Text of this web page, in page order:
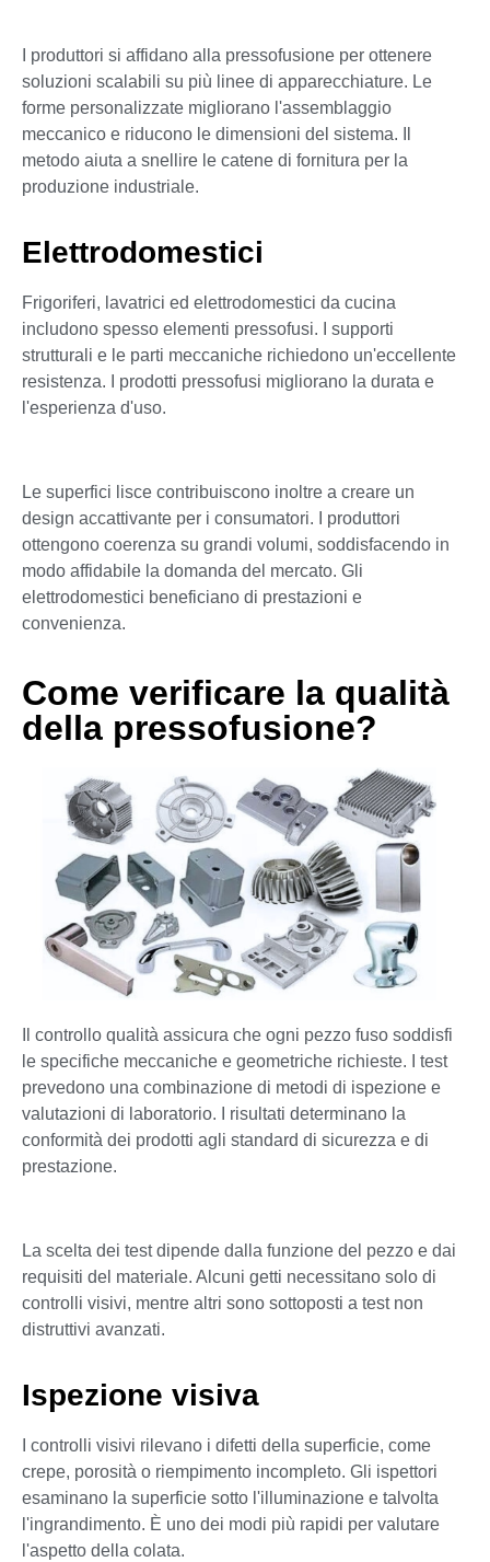
I produttori si affidano alla pressofusione per ottenere
soluzioni scalabili su più linee di apparecchiature. Le
forme personalizzate migliorano l'assemblaggio
meccanico e riducono le dimensioni del sistema. Il
metodo aiuta a snellire le catene di fornitura per la
produzione industriale.
Elettrodomestici
Frigoriferi, lavatrici ed elettrodomestici da cucina
includono spesso elementi pressofusi. I supporti
strutturali e le parti meccaniche richiedono un'eccellente
resistenza. I prodotti pressofusi migliorano la durata e
l'esperienza d'uso.
Le superfici lisce contribuiscono inoltre a creare un
design accattivante per i consumatori. I produttori
ottengono coerenza su grandi volumi, soddisfacendo in
modo affidabile la domanda del mercato. Gli
elettrodomestici beneficiano di prestazioni e
convenienza.
Come verificare la qualità
della pressofusione?
Il controllo qualità assicura che ogni pezzo fuso soddisfi
le specifiche meccaniche e geometriche richieste. I test
prevedono una combinazione di metodi di ispezione e
valutazioni di laboratorio. I risultati determinano la
conformità dei prodotti agli standard di sicurezza e di
prestazione.
La scelta dei test dipende dalla funzione del pezzo e dai
requisiti del materiale. Alcuni getti necessitano solo di
controlli visivi, mentre altri sono sottoposti a test non
distruttivi avanzati.
Ispezione visiva
I controlli visivi rilevano i difetti della superficie, come
crepe, porosità o riempimento incompleto. Gli ispettori
esaminano la superficie sotto l'illuminazione e talvolta
l'ingrandimento. È uno dei modi più rapidi per valutare
l'aspetto della colata.